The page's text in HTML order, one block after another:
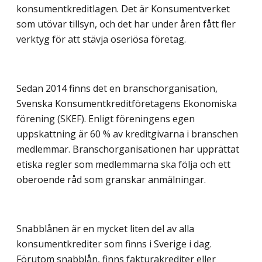
konsumentkreditlagen. Det är Konsumentverket
som utövar tillsyn, och det har under åren fått fler
verktyg för att stävja oseriösa företag.
Sedan 2014 finns det en branschorganisation,
Svenska Konsumentkreditföretagens Ekonomiska
förening (SKEF). Enligt föreningens egen
uppskattning är 60 % av kreditgivarna i branschen
medlemmar. Branschorganisationen har upprättat
etiska regler som medlemmarna ska följa och ett
oberoende råd som granskar anmälningar.
Snabblånen är en mycket liten del av alla
konsumentkrediter som finns i Sverige i dag.
Förutom snabblån, finns fakturakrediter eller